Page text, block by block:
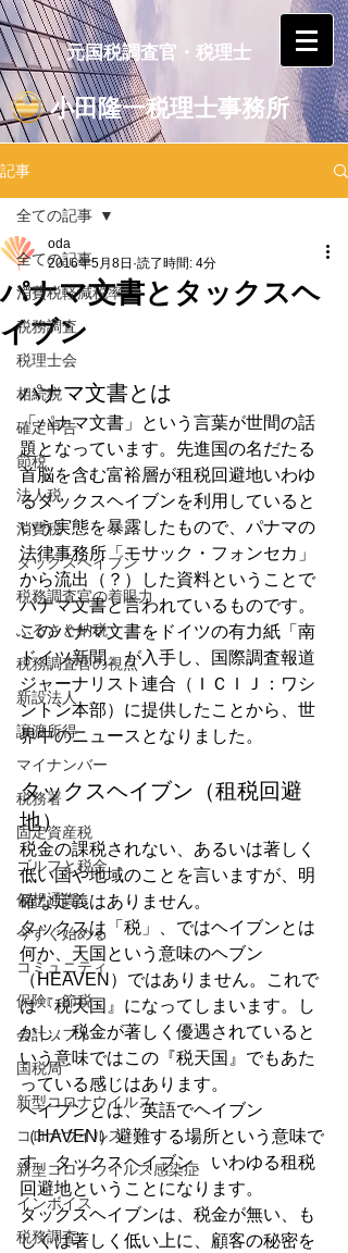
元国税調査官・税理士
小田隆一税理士事務所
記事
全ての記事
消費税軽減税率
税務調査
税理士会
相続税
確定申告
節税
法人税
消費税
タックスヘイブン
税務調査官の着眼力
ふるさと納税
税務調査官の視点
新設法人
譲渡所得
マイナンバー
税務署
固定資産税
ゴルフと税金
仮想通貨
今すぐ始める
コミュニティ
保険、節税
会計ソフト
国税局
新型コロナウイルス
コロナウイルス
新型コロナウイルス感染症
インボイス
税務調査
全ての記事
パナマ文書とタックスヘ
イブン
oda
2016年5月8日 読了時間: 4分
パナマ文書とは
「パナマ文書」という言葉が世間の話
題となっています。先進国の名だたる
首脳を含む富裕層が租税回避地いわゆ
るタックスヘイブンを利用していると
いう実態を暴露したもので、パナマの
法律事務所「モサック・フォンセカ」
から流出（？）した資料ということで
パナマ文書と言われているものです。
このパナマ文書をドイツの有力紙「南
ドイツ新聞」が入手し、国際調査報道
ジャーナリスト連合（ＩＣＩＪ：ワシ
ントン本部）に提供したことから、世
界中のニュースとなりました。
タックスヘイブン（租税回避
地）
税金の課税されない、あるいは著しく
低い国や地域のことを言いますが、明
確な定義はありません。
タックスは「税」、ではヘイブンとは
何か、天国という意味のヘブン
（HEAVEN）ではありません。これで
は『税天国』になってしまいます。し
かし、税金が著しく優遇されていると
いう意味ではこの『税天国』でもあた
っている感じはあります。
ヘイブンとは、英語でヘイブン
（HAVEN）避難する場所という意味で
す。タックスヘイブン、いわゆる租税
回避地ということになります。
タックスヘイブンは、税金が無い、も
しくは著しく低い上に、顧客の秘密を